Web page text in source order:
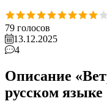
79 голосов
13.12.2025
4
Описание
русском языке